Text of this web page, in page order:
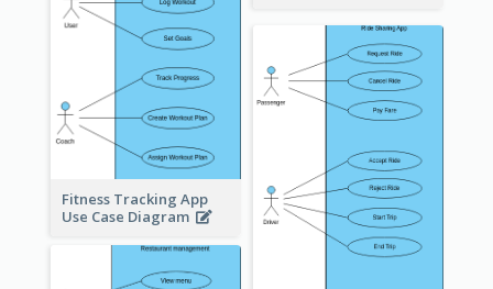
Fitness Tracking App
Use Case Diagram